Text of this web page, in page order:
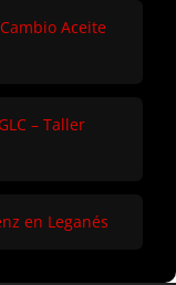
Aceite
– Taller
en Leganés